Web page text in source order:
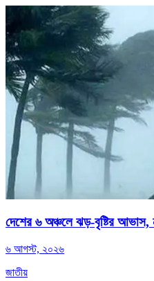
দেশের ৬ অঞ্চলে ঝড়-বৃষ্টির আভাস,
৬ আগস্ট, ২০২৬
জাতীয়